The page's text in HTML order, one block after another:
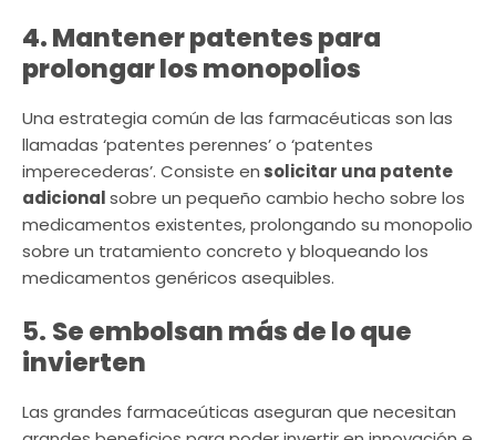
4. Mantener patentes para
prolongar los monopolios
Una estrategia común de las farmacéuticas son las
llamadas ‘patentes perennes’ o ‘patentes
imperecederas’. Consiste en solicitar una patente
adicionalsobre un pequeño cambio hecho sobre los
medicamentos existentes, prolongando su monopolio
sobre un tratamiento concreto y bloqueando los
medicamentos genéricos asequibles.
5. Se embolsan más de lo que
invierten
Las grandes farmaceúticas aseguran que necesitan